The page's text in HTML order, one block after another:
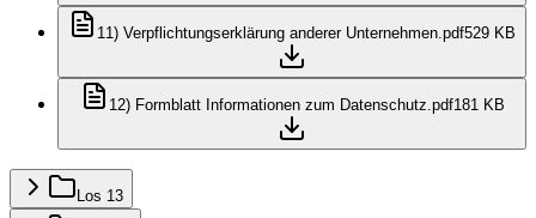
11) Verpflichtungserklärung anderer Unternehmen.pdf529 KB
12) Formblatt Informationen zum Datenschutz.pdf181 KB
Los 13